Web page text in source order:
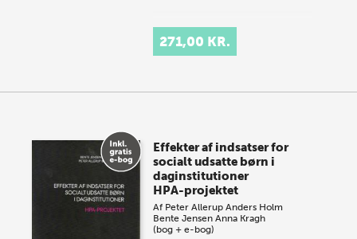
271,00 KR.
Effekter af indsatser for
socialt udsatte børn i
daginstitutioner
HPA-projektet
Af Peter Allerup Anders Holm
Bente Jensen Anna Kragh
(bog + e-bog)